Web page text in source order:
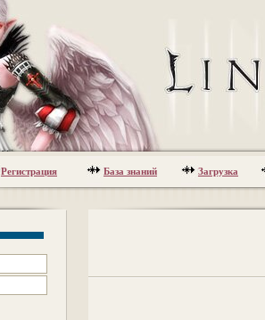
Регистрация База знаний Загрузка